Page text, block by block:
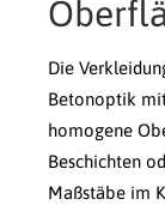
Die
Betonoptik
homogene
Beschichten
Maßstäbe im